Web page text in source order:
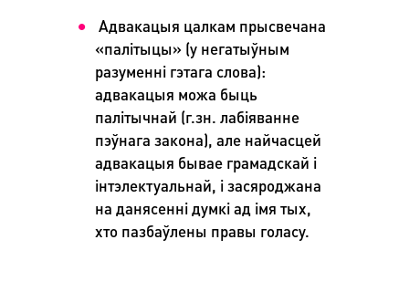
Адвакацыя цалкам прысвечана
«палітыцы» (у негатыўным
разуменні гэтага слова):
адвакацыя можа быць
палітычнай (г.зн. лабіяванне
пэўнага закона), але найчасцей
адвакацыя бывае грамадскай і
інтэлектуальнай, і засяроджана
на данясенні думкі ад імя тых,
хто пазбаўлены правы голасу.